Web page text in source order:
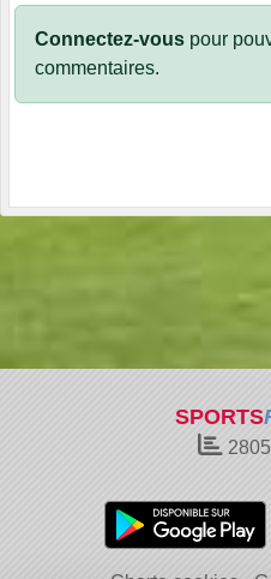
Connectez-vous pour
commentaires.
SPORTS